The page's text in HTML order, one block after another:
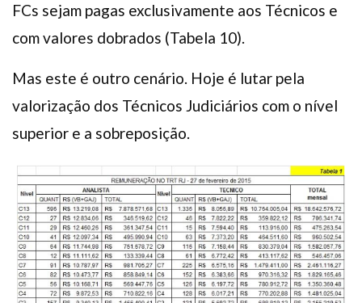
FCs sejam pagas exclusivamente aos Técnicos e
com valores dobrados (Tabela 10).
Mas este é outro cenário. Hoje é lutar pela
valorização dos Técnicos Judiciários com o nível
superior e a sobreposição.